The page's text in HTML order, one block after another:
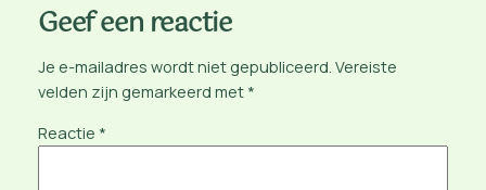
Geef een reactie
Je e-mailadres wordt niet gepubliceerd. Vereiste
velden zijn gemarkeerd met *
Reactie *